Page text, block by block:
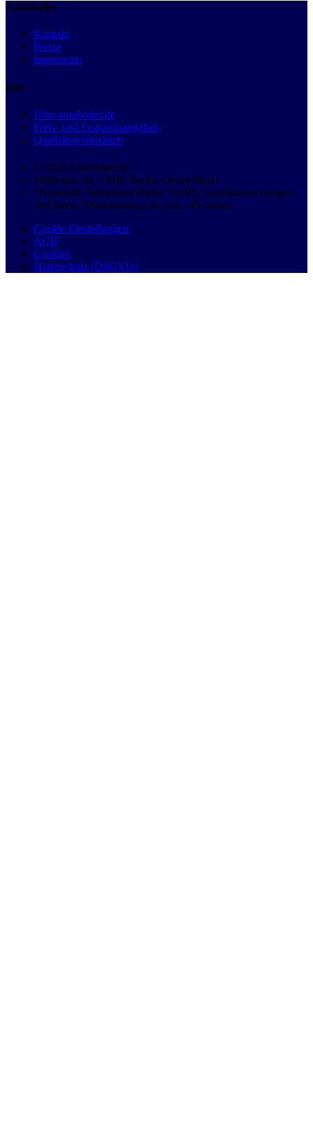
Autobutler
Kontakt
Presse
Impressum
Info
Über autobutler.de
Preis- und Ersparnisangaben
Qualitätswerkstätten
© 2026 Autobutler.de
Mühlenstr. 8a, 14167 Berlin, Deutschland
*Nationale Teilnehmer-Rufnr. (VoIP), Anrufkosten hängen
von Ihrem Telefonvertrag ab, max. 49 ct/min.
Cookie Einstellungen
AGB
Cookies
Datenschutz (DSGVO)